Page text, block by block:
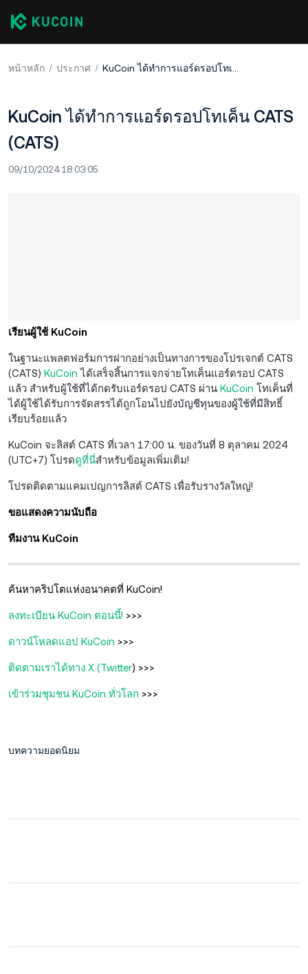
หน้าหลัก ประกาศ KuCoin ได้ทำการแอร์ดรอปโทเค็น CATS (CATS)
KuCoin ได้ทำการแอร์ดรอปโทเค็น CATS
(CATS)
09/10/2024 18:03:05
เรียนผู้ใช้ KuCoin
ในฐานะแพลตฟอร์มการฝากอย่างเป็นทางการของโปรเจกต์ CATS
(CATS) KuCoinได้เสร็จสิ้นการแจกจ่ายโทเค็นแอร์ดรอป CATS
แล้ว สำหรับผู้ใช้ที่ได้กดรับแอร์ดรอป CATS ผ่าน KuCoin โทเค็นที่
ได้ผู้ใช้ได้รับการจัดสรรได้ถูกโอนไปยังบัญชีทุนของผู้ใช้ที่มีสิทธิ์
เรียบร้อยแล้ว
KuCoin จะลิสต์ CATS ที่เวลา 17:00 น. ของวันที่ 8 ตุลาคม 2024
(UTC+7) โปรดดูที่นี่สำหรับข้อมูลเพิ่มเติม!
โปรดติดตามแคมเปญการลิสต์ CATS เพื่อรับรางวัลใหญ่!
ขอแสดงความนับถือ
ทีมงาน KuCoin
ค้นหาคริปโตแห่งอนาคตที่ KuCoin!
ลงทะเบียน KuCoin ตอนนี้! >>>
ดาวน์โหลดแอป KuCoin >>>
ติดตามเราได้ทาง X (Twitter) >>>
เข้าร่วมชุมชน KuCoin ทั่วโลก >>>
บทความยอดนิยม